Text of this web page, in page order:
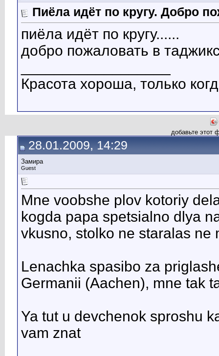
Пиёла идёт по кругу. Добро
пиёла идёт по кругу......
добро пожаловать в
Красота хороша, только
добавьте этот
28.01.2009, 14:29
Замира
Guest
Mne voobshe plov kotoriy
kogda papa spetsialno dlya
vkusno, stolko ne staralas ne
Lenachka spasibo za
Germanii (Aachen), mne tak
Ya tut u devchenok sproshu
vam znat